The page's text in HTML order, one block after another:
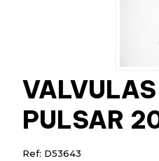
PULSAR
Ref: D53643